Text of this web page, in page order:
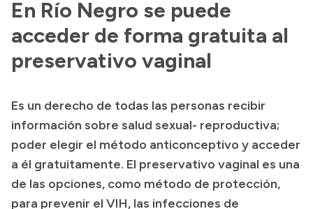
Discursos en la Legislatura
Casa de Gobierno
Acerca de Río Negro
Geografía
Invertí en Río Negro
Transparencia
En Río Negro se puede
acceder de forma gratuita al
preservativo vaginal
Es un derecho de todas las personas recibir
información sobre salud sexual- reproductiva;
poder elegir el método anticonceptivo y acceder
a él gratuitamente. El preservativo vaginal es una
de las opciones, como método de protección,
para prevenir el VIH, las infecciones de